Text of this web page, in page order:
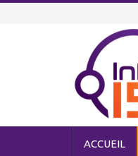
ACCUEIL